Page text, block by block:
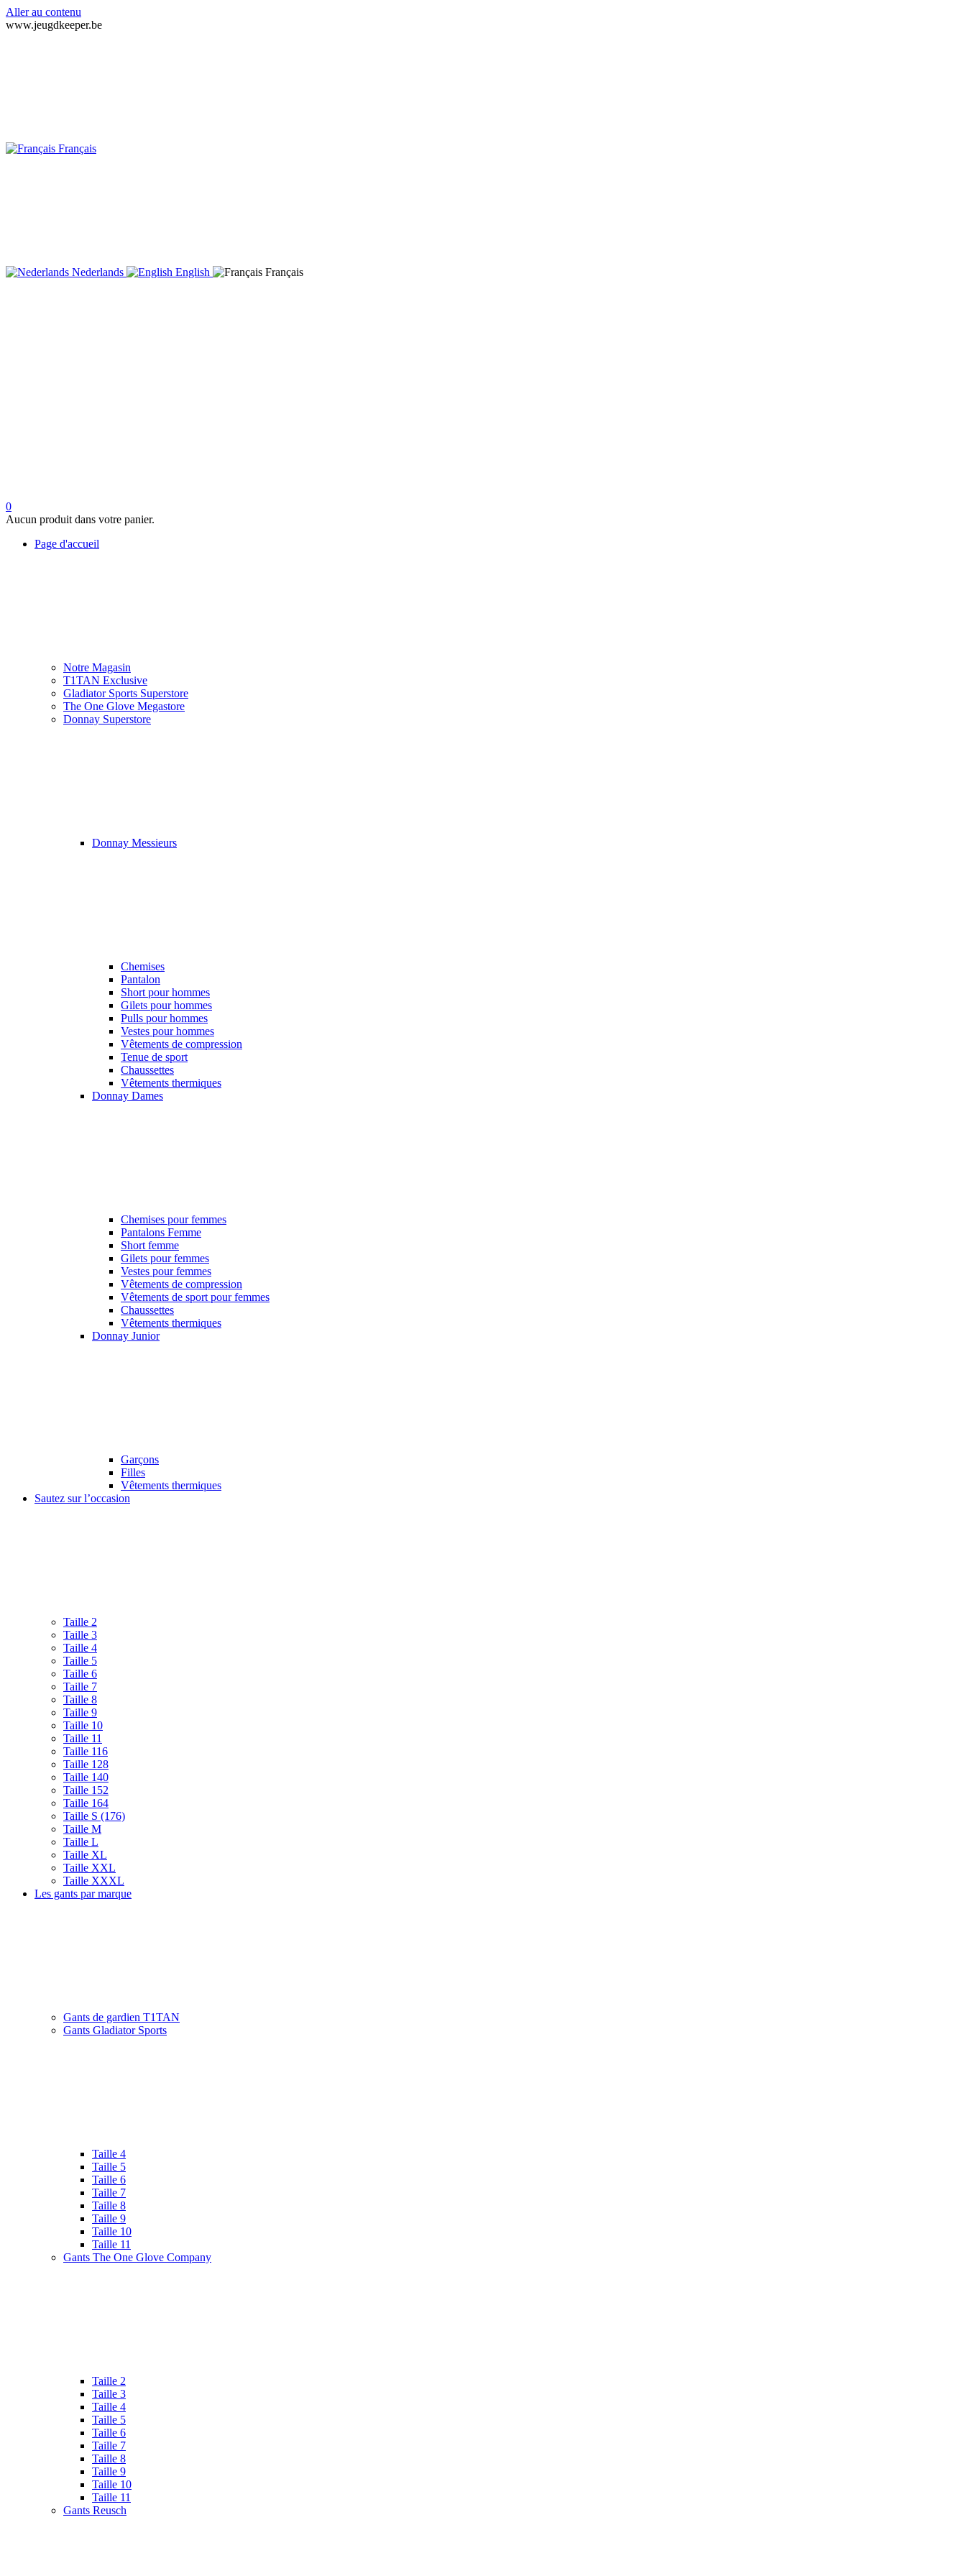
Aller au contenu
www.jeugdkeeper.be
Français
Nederlands English Français
0
Aucun produit dans votre panier.
Page d'accueil
Notre Magasin
T1TAN Exclusive
Gladiator Sports Superstore
The One Glove Megastore
Donnay Superstore
Donnay Messieurs
Chemises
Pantalon
Short pour hommes
Gilets pour hommes
Pulls pour hommes
Vestes pour hommes
Vêtements de compression
Tenue de sport
Chaussettes
Vêtements thermiques
Donnay Dames
Chemises pour femmes
Pantalons Femme
Short femme
Gilets pour femmes
Vestes pour femmes
Vêtements de compression
Vêtements de sport pour femmes
Chaussettes
Vêtements thermiques
Donnay Junior
Garçons
Filles
Vêtements thermiques
Sautez sur l’occasion
Taille 2
Taille 3
Taille 4
Taille 5
Taille 6
Taille 7
Taille 8
Taille 9
Taille 10
Taille 11
Taille 116
Taille 128
Taille 140
Taille 152
Taille 164
Taille S (176)
Taille M
Taille L
Taille XL
Taille XXL
Taille XXXL
Les gants par marque
Gants de gardien T1TAN
Gants Gladiator Sports
Taille 4
Taille 5
Taille 6
Taille 7
Taille 8
Taille 9
Taille 10
Taille 11
Gants The One Glove Company
Taille 2
Taille 3
Taille 4
Taille 5
Taille 6
Taille 7
Taille 8
Taille 9
Taille 10
Taille 11
Gants Reusch